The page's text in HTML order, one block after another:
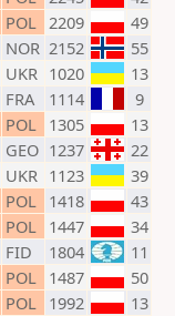
POL 2209
49
NOR 2152
55
UKR 1020
13
FRA 1114
9
POL 1305
13
GEO 1237
22
UKR 1123
39
POL 1418
43
POL 1447
34
FID 1804
11
POL 1487
50
POL 1992
13